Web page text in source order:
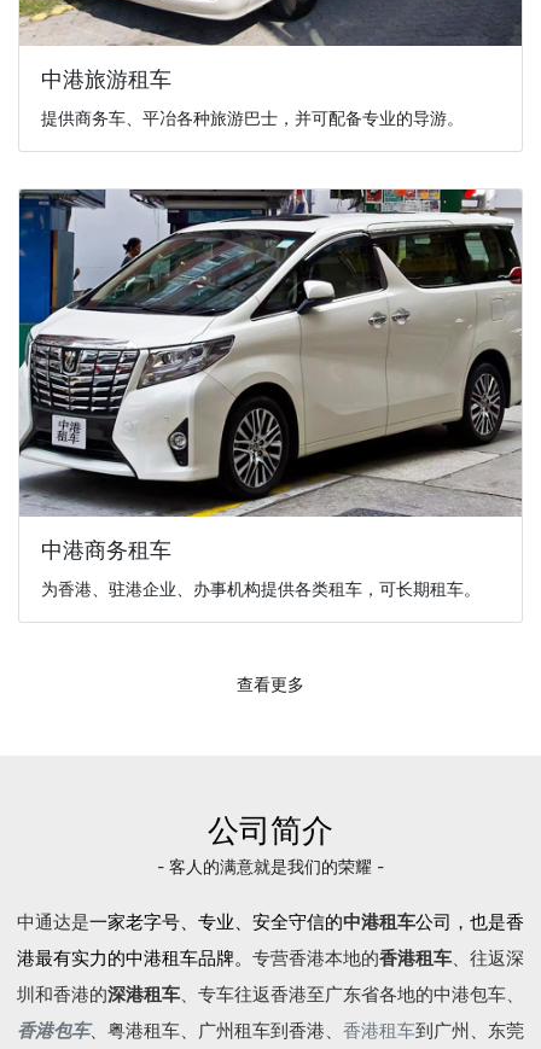
中港旅游租车
提供商务车、平冶各种旅游巴士，并可配备专业的导游。
中港商务租车
为香港、驻港企业、办事机构提供各类租车，可长期租车。
查看更多
公司简介
- 客人的满意就是我们的荣耀 -
中通达是一家老字号、专业、安全守信的中港租车公司，也是香
港最有实力的中港租车品牌。 专营香港本地的香港租车、往返深
圳和香港的深港租车、专车往返香港至广东省各地的中港包车、
香港包车、 粤港租车、广州租车到香港、 香港租车到广州、东莞